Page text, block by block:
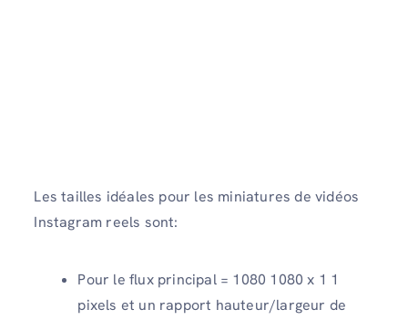
Les tailles idéales pour les miniatures de vidéos
Instagram reels sont:
Pour le flux principal = 1080 1080 x 1 1
pixels et un rapport hauteur/largeur de